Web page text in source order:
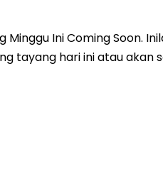
Minggu Ini Coming Soon.
tayang hari ini atau